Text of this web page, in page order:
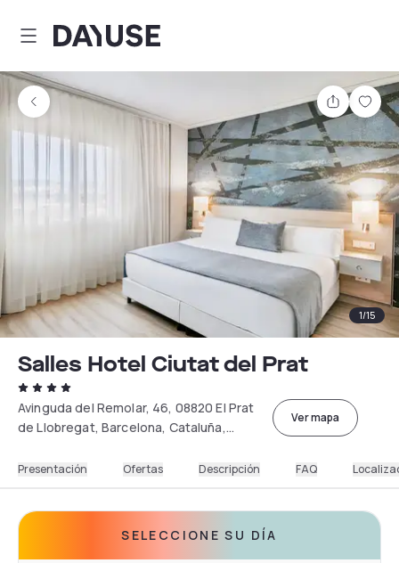
Dayuse
1/15
Salles Hotel Ciutat del Prat
Avinguda del Remolar, 46, 08820 El Prat
de Llobregat, Barcelona, Cataluña,
Ver mapa
Presentación Ofertas Descripción FAQ
SELECCIONE SU DÍA